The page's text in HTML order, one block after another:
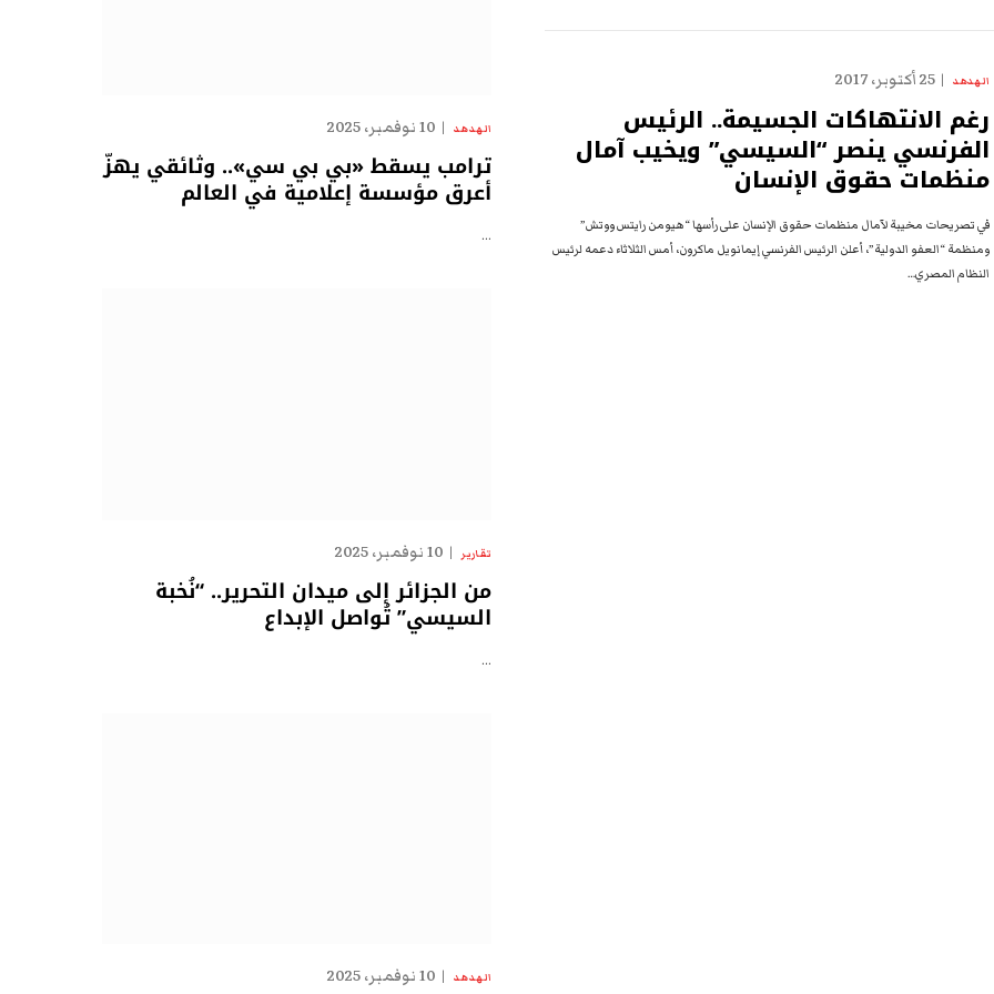
الهدهد 25 أكتوبر، 2017
رغم الانتهاكات الجسيمة.. الرئيس
الفرنسي ينصر “السيسي” ويخيب آمال
منظمات حقوق الإنسان
في تصريحات مخيبة لآمال منظمات حقوق الإنسان على رأسها “هيومن رايتس ووتش”
ومنظمة “العفو الدولية”، أعلن الرئيس الفرنسي إيمانويل ماكرون، أمس الثلاثاء دعمه لرئيس
النظام المصري…
الهدهد 10 نوفمبر، 2025
ترامب يسقط «بي بي سي».. وثائقي يهزّ
أعرق مؤسسة إعلامية في العالم
…
تقارير 10 نوفمبر، 2025
من الجزائر إلى ميدان التحرير.. “نُخبة
السيسي” تُواصل الإبداع
…
الهدهد 10 نوفمبر، 2025